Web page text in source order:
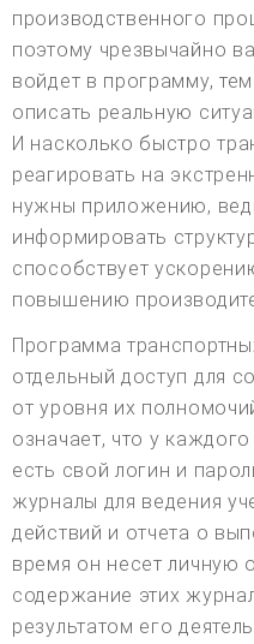
производственного
поэтому чрезвычайно
войдет в программу,
описать реальную
И насколько быстро
реагировать на
нужны приложению,
информировать
способствует
повышению
Программа
отдельный доступ для
от уровня их
означает, что у
есть свой логин и
журналы для ведения
действий и отчета о
время он несет личную
содержание этих
результатом его